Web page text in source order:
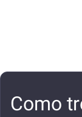
Como